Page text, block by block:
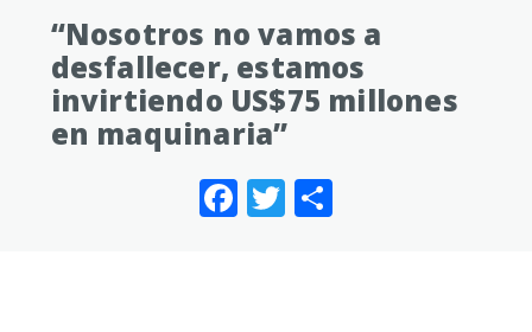
“Nosotros no vamos a
desfallecer, estamos
invirtiendo US$75 millones
en maquinaria”
Facebook
Twitter